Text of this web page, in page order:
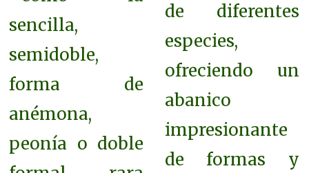
sencilla,
semidoble,
forma de
anémona,
peonía o doble
de diferentes
especies,
ofreciendo un
abanico
impresionante
de formas y